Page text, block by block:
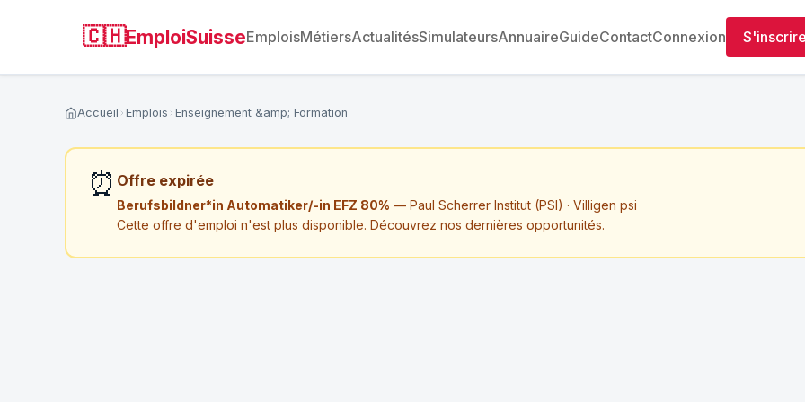
🇨🇭EmploiSuisseEmploisMétiersActualitésSimulateursAnnuaireGuideContactConnexion
Accueil Emplois Enseignement &amp; Formation
⏰ Offre expirée
Berufsbildner*in Automatiker/-in EFZ 80% — Paul Scherrer Institut (PSI) · Villigen psi
Cette offre d'emploi n'est plus disponible. Découvrez nos dernières opportunités.